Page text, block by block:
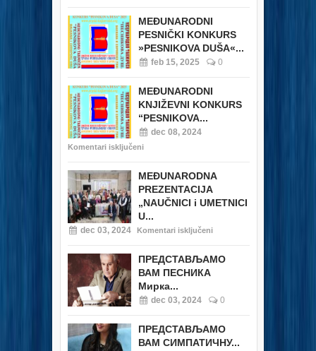
MEĐUNARODNI
PESNIČKI KONKURS
»PESNIKOVA DUŠA«...
feb 15, 2025 0
MEĐUNARODNI
KNJIŽEVNI KONKURS
“PESNIKOVA...
dec 08, 2024
Komentari isključeni
MEĐUNARODNA
PREZENTACIJA
„NAUČNICI i UMETNICI
U...
dec 03, 2024 Komentari isključeni
ПРЕДСТАВЉАМО
ВАМ ПЕСНИКА
Мирка...
dec 03, 2024 0
ПРЕДСТАВЉАМО
ВАМ СИМПАТИЧНУ...